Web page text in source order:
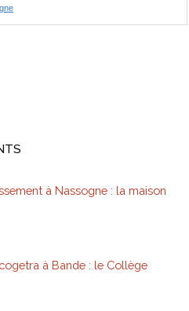
à Nassogne : la maison
à Bande : le Collège